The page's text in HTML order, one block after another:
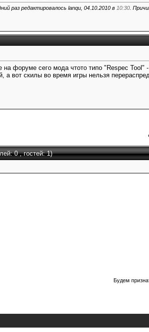
раз редактировалось lanqu, 04.10.2010 в 10:30 .
на форуме сего мода чтото типо "Respec Tool"
а вот скилы во время игры нельзя
0 , гостей: 1)
Будем